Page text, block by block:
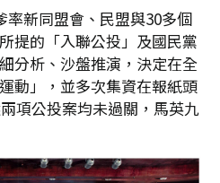
率新同盟會、民盟與30多個
提的「入聯公投」及國民黨
分析、沙盤推演，決定在全
動」，並多次集資在報紙頭
項公投案均未過關，馬英九